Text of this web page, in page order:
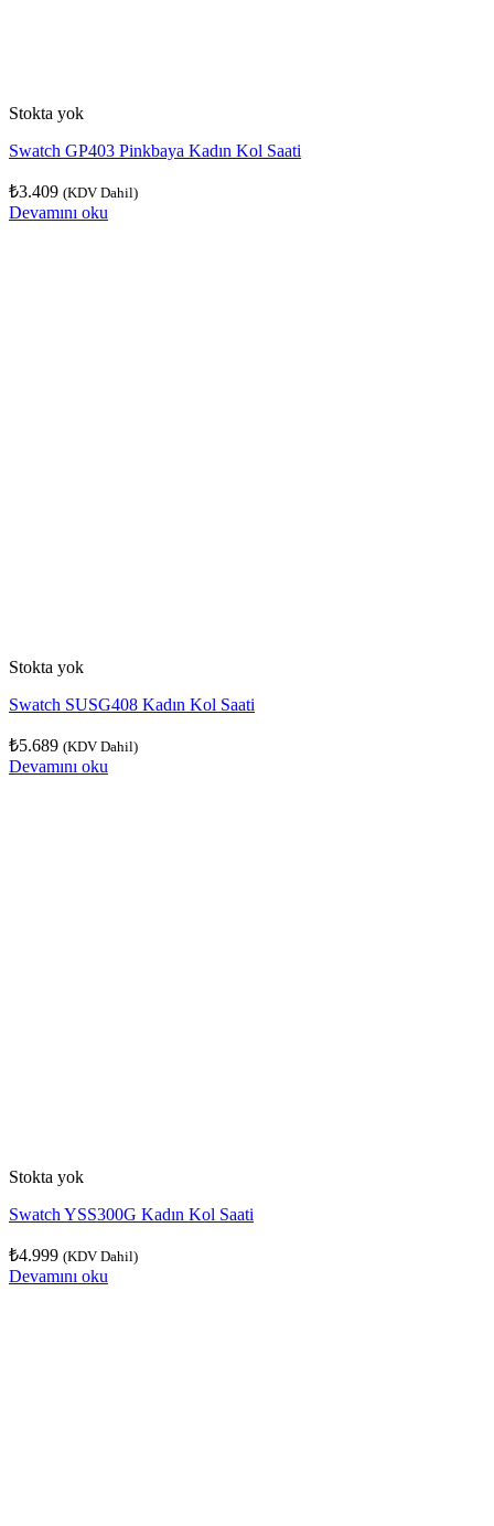
Stokta yok
Swatch GP403 Pinkbaya Kadın Kol Saati
₺3.409 (KDV Dahil)
Devamını oku
Stokta yok
Swatch SUSG408 Kadın Kol Saati
₺5.689 (KDV Dahil)
Devamını oku
Stokta yok
Swatch YSS300G Kadın Kol Saati
₺4.999 (KDV Dahil)
Devamını oku